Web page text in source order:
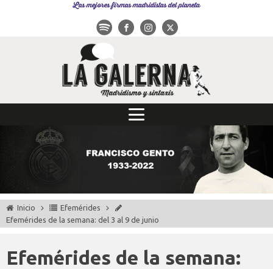
Las mejores firmas madridistas del planeta
Inicio
Efemérides
Efemérides de la semana: del 3 al 9 de junio
Efemérides de la semana: